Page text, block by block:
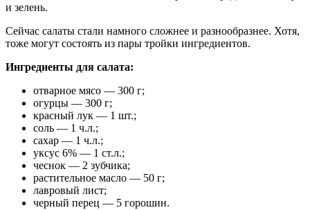
и зелень.
Сейчас салаты стали намного сложнее и разнообразнее. Хотя,
тоже могут состоять из пары тройки ингредиентов.
Ингредиенты для салата:
отварное мясо — 300 г;
огурцы — 300 г;
красный лук — 1 шт.;
соль — 1 ч.л.;
сахар — 1 ч.л.;
уксус 6% — 1 ст.л.;
чеснок — 2 зубчика;
растительное масло — 50 г;
лавровый лист;
черный перец — 5 горошин.